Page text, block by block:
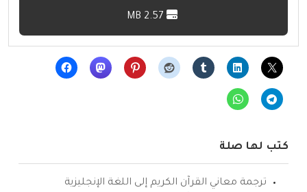
كتب لها صلة
ترجمة معاني القرآن الكريم إلى اللغة الإنجليزية